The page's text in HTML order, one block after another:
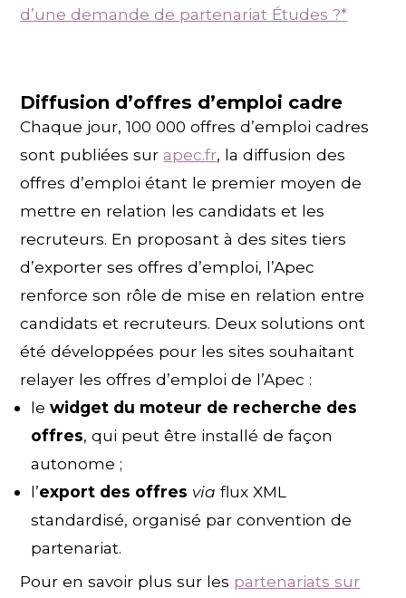
d’une demande de partenariat Études ?*
Diffusion d’offres d’emploi cadre
Chaque jour, 100 000 offres d’emploi cadres
sont publiées surapec.fr, la diffusion des
offres d’emploi étant le premier moyen de
mettre en relation les candidats et les
recruteurs. En proposant à des sites tiers
d’exporter ses offres d’emploi, l’Apec
renforce son rôle de mise en relation entre
candidats et recruteurs. Deux solutions ont
été développées pour les sites souhaitant
relayer les offres d’emploi de l’Apec :
lewidget du moteur de recherche des
offres, qui peut être installé de façon
autonome ;
l’export des offres via flux XML
standardisé, organisé par convention de
partenariat.
Pour en savoir plus sur les partenariats sur